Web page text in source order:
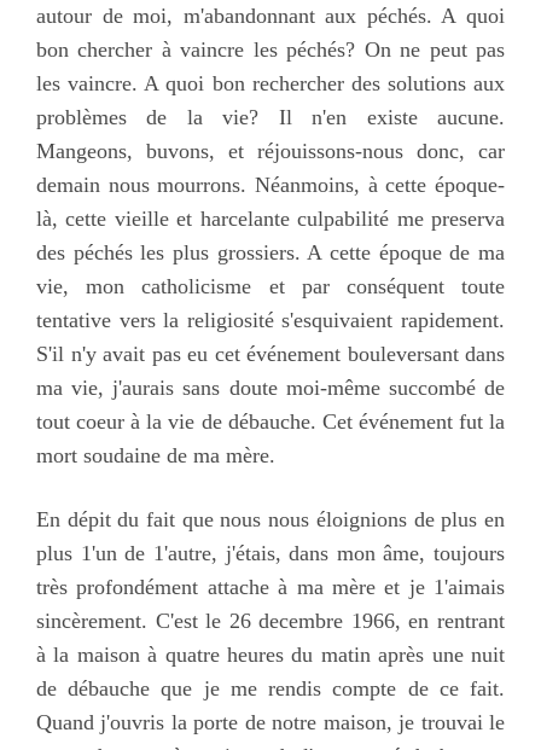
autour de moi, m'abandonnant aux péchés. A quoi
bon chercher à vaincre les péchés? On ne peut pas
les vaincre. A quoi bon rechercher des solutions aux
problèmes de la vie? Il n'en existe aucune.
Mangeons, buvons, et réjouissons-nous donc, car
demain nous mourrons. Néanmoins, à cette époque-
là, cette vieille et harcelante culpabilité me preserva
des péchés les plus grossiers. A cette époque de ma
vie, mon catholicisme et par conséquent toute
tentative vers la religiosité s'esquivaient rapidement.
S'il n'y avait pas eu cet événement bouleversant dans
ma vie, j'aurais sans doute moi-même succombé de
tout coeur à la vie de débauche. Cet événement fut la
mort soudaine de ma mère.
En dépit du fait que nous nous éloignions de plus en
plus 1'un de 1'autre, j'étais, dans mon âme, toujours
très profondément attache à ma mère et je 1'aimais
sincèrement. C'est le 26 decembre 1966, en rentrant
à la maison à quatre heures du matin après une nuit
de débauche que je me rendis compte de ce fait.
Quand j'ouvris la porte de notre maison, je trouvai le